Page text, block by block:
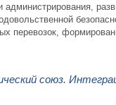
администрирования,
перевозок,
союз.